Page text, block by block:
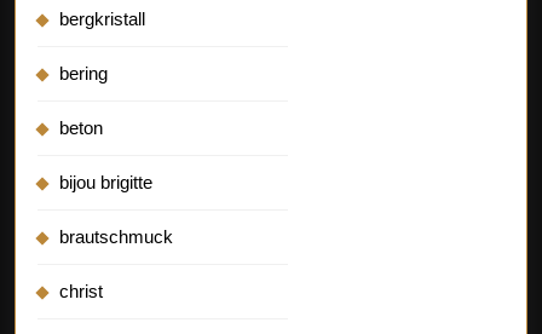
bergkristall
bering
beton
bijou brigitte
brautschmuck
christ